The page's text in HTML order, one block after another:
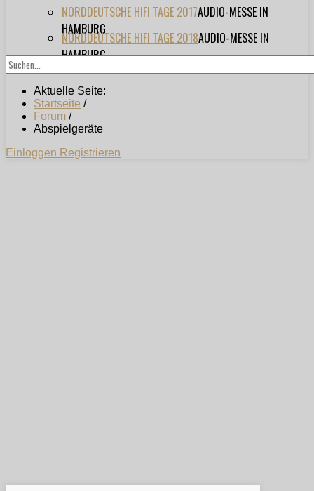
NORDDEUTSCHE HIFI TAGE 2017AUDIO-MESSE IN
HAMBURG
NORDDEUTSCHE HIFI TAGE 2018AUDIO-MESSE IN
HAMBURG
Aktuelle Seite:
Startseite /
Forum /
Abspielgeräte
Einloggen Registrieren